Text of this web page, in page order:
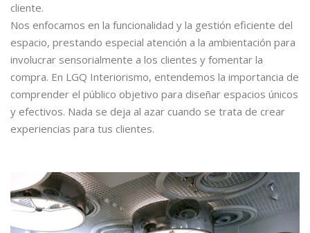
cliente.
Nos enfocamos en la funcionalidad y la gestión eficiente del
espacio, prestando especial atención a la ambientación para
involucrar sensorialmente a los clientes y fomentar la
compra. En LGQ Interiorismo, entendemos la importancia de
comprender el público objetivo para diseñar espacios únicos
y efectivos. Nada se deja al azar cuando se trata de crear
experiencias para tus clientes.